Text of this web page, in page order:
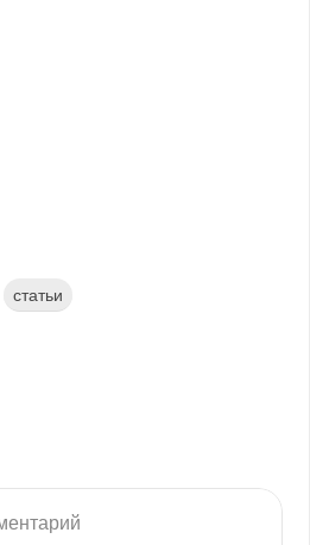
статьи